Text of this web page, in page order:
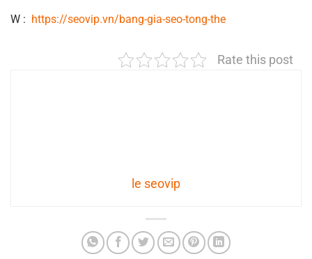
W : https://seovip.vn/bang-gia-seo-tong-the
Rate this post
le seovip